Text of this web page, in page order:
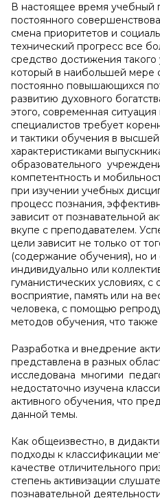
В настоящее время учебный
постоянного
смена приоритетов и
технический прогресс все
средство достижения
который в наибольшей мере
постоянно повышающихся
развитию духовного
этого, современная ситуация
специалистов требует
и тактики обучения в
характеристиками
образовательного
компетентность и
при изучении учебных
процесс познания,
зависит от познавательной
вкупе с преподавателем.
цели зависит не только от
(содержание обучения), но и
индивидуально или
гуманистических условиях,
восприятие, память или на
человека, с помощью
методов обучения, что
Разработка и внедрение
представлена в разных
исследована многими
недостаточно изучена
активного обучения, что
данной темы.
Как общеизвестно, в
подходы к классификации
качестве отличительного
степень активизации
познавательной